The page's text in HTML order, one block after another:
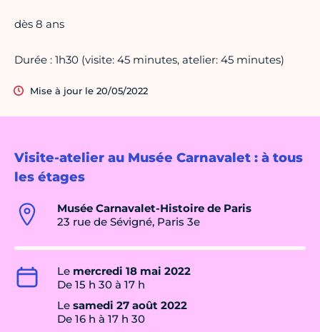
Visite-atelier au Musée Carnavalet : à tous
les étages
Musée Carnavalet-Histoire de Paris
23 rue de Sévigné, Paris 3e
Le mercredi 18 mai 2022
De 15 h 30 à 17 h
Le samedi 27 août 2022
De 16 h à 17 h 30
dès 8 ans
Durée : 1h30 (visite: 45 minutes, atelier: 45 minutes)
Mise à jour le 20/05/2022